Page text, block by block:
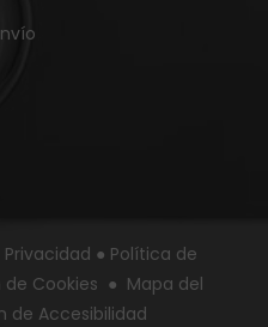
● Política de
Cookies ● Mapa del
de Accesibilidad